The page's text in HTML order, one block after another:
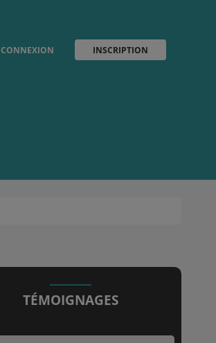
CONNEXION INSCRIPTION
TÉMOIGNAGES